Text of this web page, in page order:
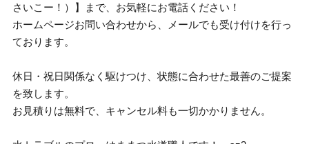
さいこー！）】まで、お気軽にお電話ください！
ホームページお問い合わせから、メールでも受け付けを行っ
ております。
休日・祝日関係なく駆けつけ、状態に合わせた最善のご提案
を致します。
お見積りは無料で、キャンセル料も一切かかりません。